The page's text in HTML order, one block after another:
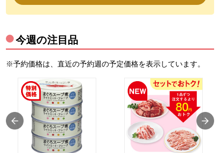
今週の注目品
※予約価格は、直近の予約週の予定価格を表示しています。